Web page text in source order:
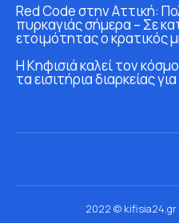
Red Code στην Αττική:
πυρκαγιάς σήμερα – Σε
ετοιμότητας ο κρατικός
Η Κηφισιά καλεί τον
τα εισιτήρια διαρκείας
2022 © kifisia24.gr